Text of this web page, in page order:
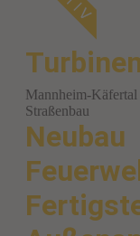
Mannheim-Käfertal
Straßenbau
Neubau